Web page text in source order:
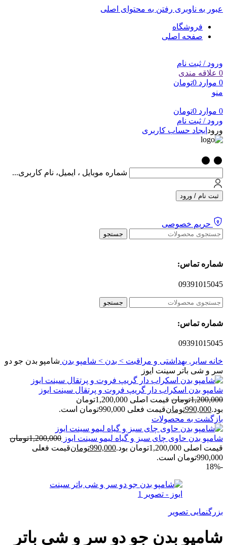
عبور به ناوبری رفتن به محتوای اصلی
فروشگاه
صفحه اصلی
ورود / ثبت نام
0 علاقه مندی
0 موارد 0تومان
منو
0 موارد 0تومان
ورود / ثبت نام
ورود ایجاد حساب کاربری
شماره موبایل ، ایمیل، نام کاربری...
ثبت نام / ورود
حریم خصوصی
جستجو
شماره تماس:
09391015045
جستجو
شماره تماس:
09391015045
خانه سایر, بهداشتی و مراقبت > بدن > شامپو بدن شامپو بدن جو ‌دو
سر و شی‌ باتر سینت ایوز
شامپو بدن اسکراب دار گریپ فروت و پرتقال سینت ایوز
1,200,000تومان
قیمت اصلی 1,200,000تومان
بود.990,000تومانقیمت فعلی 990,000تومان است.
بازگشت به محصولات
شامپو بدن حاوی چای سبز و گیاه لیمو سینت ایوز 1,200,000تومان
قیمت اصلی 1,200,000تومان بود.
990,000تومانقیمت فعلی
990,000تومان است.
-18%
بزرگنمایی تصویر
شامپو بدن جو ‌دو سر و شی‌ باتر